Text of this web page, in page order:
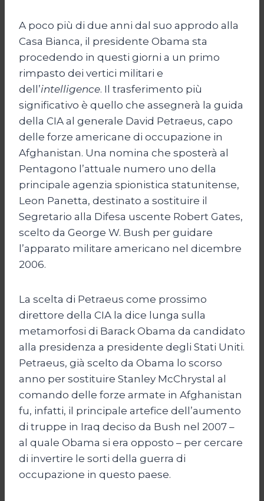
A poco più di due anni dal suo approdo alla
Casa Bianca, il presidente Obama sta
procedendo in questi giorni a un primo
rimpasto dei vertici militari e
dell’intelligence. Il trasferimento più
significativo è quello che assegnerà la guida
della CIA al generale David Petraeus, capo
delle forze americane di occupazione in
Afghanistan. Una nomina che sposterà al
Pentagono l’attuale numero uno della
principale agenzia spionistica statunitense,
Leon Panetta, destinato a sostituire il
Segretario alla Difesa uscente Robert Gates,
scelto da George W. Bush per guidare
l’apparato militare americano nel dicembre
2006.
La scelta di Petraeus come prossimo
direttore della CIA la dice lunga sulla
metamorfosi di Barack Obama da candidato
alla presidenza a presidente degli Stati Uniti.
Petraeus, già scelto da Obama lo scorso
anno per sostituire Stanley McChrystal al
comando delle forze armate in Afghanistan
fu, infatti, il principale artefice dell’aumento
di truppe in Iraq deciso da Bush nel 2007 –
al quale Obama si era opposto – per cercare
di invertire le sorti della guerra di
occupazione in questo paese.